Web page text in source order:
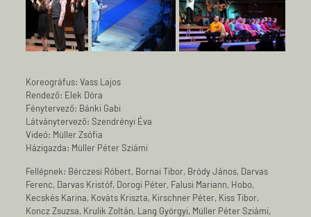
Koreográfus: Vass Lajos
Rendező: Elek Dóra
Fénytervező: Bánki Gabi
Látványtervező: Szendrényi Éva
Videó: Müller Zsófia
Házigazda: Müller Péter Sziámi
Fellépnek: Bérczesi Róbert, Bornai Tibor, Bródy János, Darvas
Ferenc, Darvas Kristóf, Dorogi Péter, Falusi Mariann, Hobo,
Kecskés Karina, Kováts Kriszta, Kirschner Péter, Kiss Tibor,
Koncz Zsuzsa, Krulik Zoltán, Lang Györgyi, Müller Péter Sziámi,